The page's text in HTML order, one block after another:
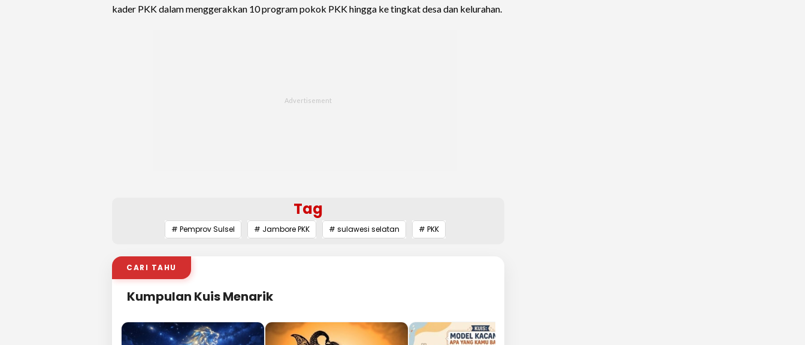
kader PKK dalam menggerakkan 10 program pokok PKK hingga ke tingkat desa dan kelurahan.
Tag
# Pemprov Sulsel # Jambore PKK # sulawesi selatan # PKK
CARI TAHU
Kumpulan Kuis Menarik